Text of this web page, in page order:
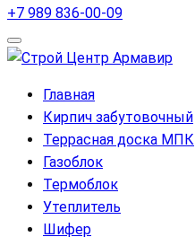
+7 989 836-00-09
Главная
Кирпич забутовочный
Террасная доска МПК
Газоблок
Термоблок
Утеплитель
Шифер